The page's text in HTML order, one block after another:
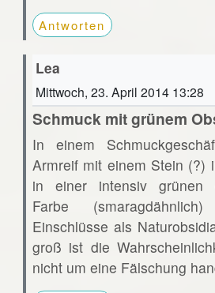
Antworten
Lea
Mittwoch, 23. April 2014 13:28
Schmuck mit grünem
In einem
Armreif mit einem Stein (?)
in einer intensiv grünen
Farbe
Einschlüsse als
groß ist die
nicht um eine Fälschung